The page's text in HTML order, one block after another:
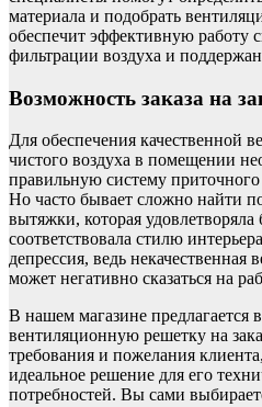
материала и подобрать
обеспечит эффективную работу
фильтрации воздуха и
Возможность заказа на
Для обеспечения качественной
чистого воздуха в помещении
правильную систему
Но часто бывает сложно найти
вытяжки, которая
соответствовала стилю
депрессия, ведь некачественная
может негативно сказаться на
В нашем магазине предлагается
вентиляционную решетку на
требования и пожелания
идеальное решение для его
потребностей. Вы сами